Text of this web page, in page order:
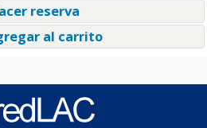
reserva
al carrito